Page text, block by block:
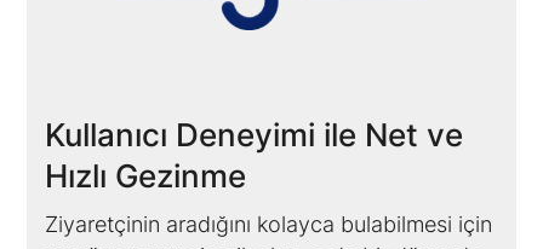
Kullanıcı Deneyimi ile Net ve
Hızlı Gezinme
Ziyaretçinin aradığını kolayca bulabilmesi için